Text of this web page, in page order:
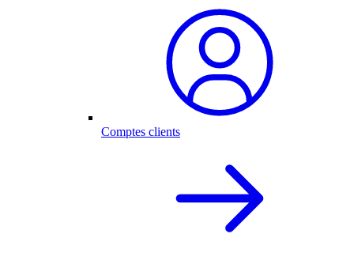
Comptes clients